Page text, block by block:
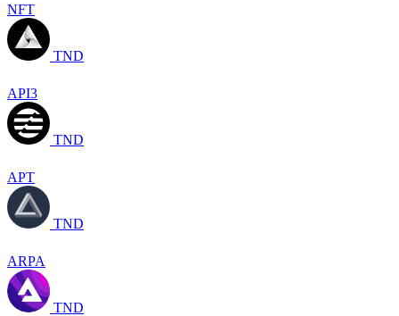
NFT
TND
API3
TND
APT
TND
ARPA
TND